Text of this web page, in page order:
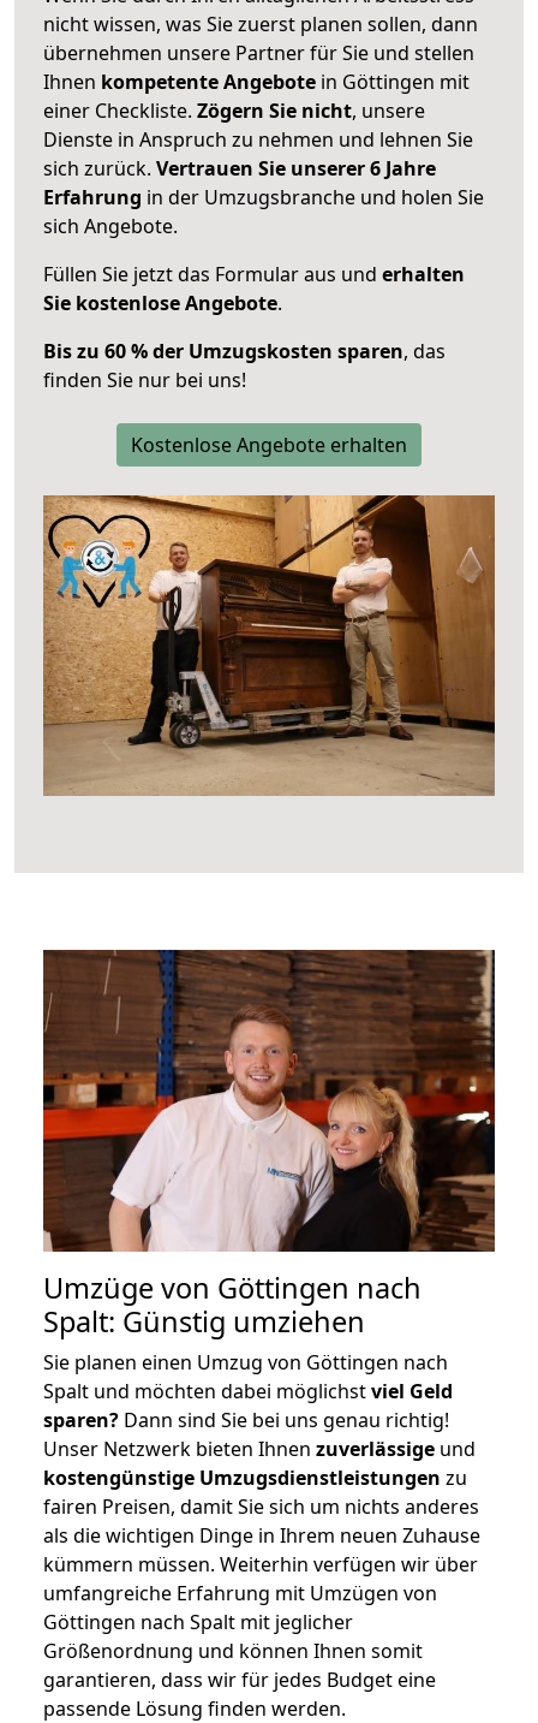
nicht wissen, was Sie zuerst planen sollen, dann
übernehmen unsere Partner für Sie und stellen
Ihnen kompetente Angebote in Göttingen mit
einer Checkliste. Zögern Sie nicht, unsere
Dienste in Anspruch zu nehmen und lehnen Sie
sich zurück. Vertrauen Sie unserer 6 Jahre
Erfahrung in der Umzugsbranche und holen Sie
sich Angebote.
Füllen Sie jetzt das Formular aus und erhalten
Sie kostenlose Angebote.
Bis zu 60 % der Umzugskosten sparen, das
finden Sie nur bei uns!
Kostenlose Angebote erhalten
Umzüge von Göttingen nach
Spalt: Günstig umziehen
Sie planen einen Umzug von Göttingen nach
Spalt und möchten dabei möglichstviel Geld
sparen? Dann sind Sie bei uns genau richtig!
Unser Netzwerk bieten Ihnen zuverlässige und
kostengünstige Umzugsdienstleistungen zu
fairen Preisen, damit Sie sich um nichts anderes
als die wichtigen Dinge in Ihrem neuen Zuhause
kümmern müssen. Weiterhin verfügen wir über
umfangreiche Erfahrung mit Umzügen von
Göttingen nach Spalt mit jeglicher
Größenordnung und können Ihnen somit
garantieren, dass wir für jedes Budget eine
passende Lösung finden werden.